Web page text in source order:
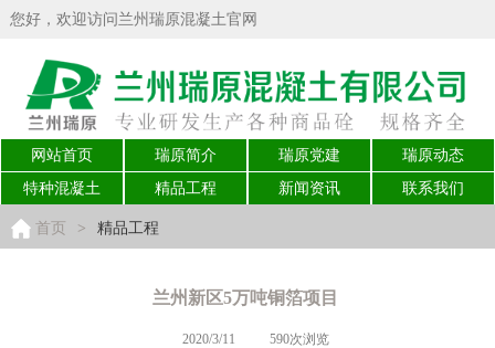
您好，欢迎访问兰州瑞原混凝土官网
网站首页 瑞原简介 瑞原党建
瑞原动态
特种混凝土
精品工程 新闻资讯 联系我们
首页 > 精品工程
兰州新区5万吨铜箔项目
2020/3/11 590次浏览